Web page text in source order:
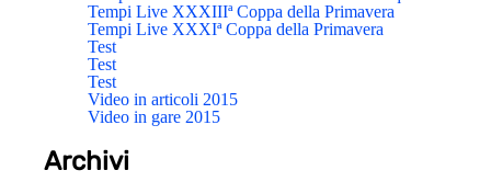
Tempi Live XXXIIIª Coppa della Primavera
Tempi Live XXXIª Coppa della Primavera
Test
Test
Test
Video in articoli 2015
Video in gare 2015
Archivi